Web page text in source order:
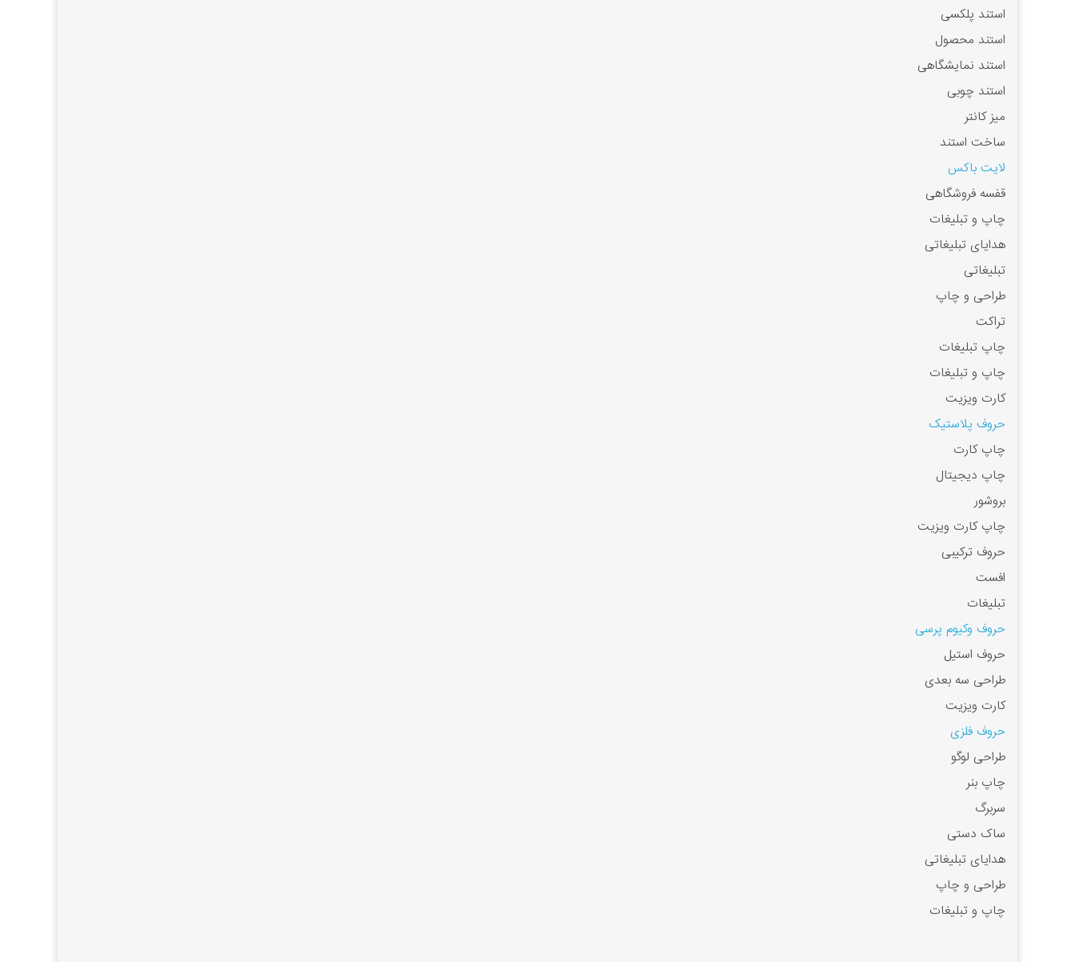
استند پلکسی
استند محصول
استند نمایشگاهی
استند چوبی
میز کانتر
ساخت استند
لایت باکس
قفسه فروشگاهی
چاپ و تبلیغات
هدایای تبلیغاتی
تبلیغاتی
طراحی و چاپ
تراکت
چاپ تبلیغات
چاپ و تبلیغات
کارت ویزیت
حروف پلاستیک
چاپ کارت
چاپ دیجیتال
بروشور
چاپ کارت ویزیت
حروف ترکیبی
افست
تبلیغات
حروف وکیوم پرسی
حروف استیل
طراحی سه بعدی
کارت ویزیت
حروف فلزی
طراحی لوگو
چاپ بنر
سربرگ
ساک دستی
هدایای تبلیغاتی
طراحی و چاپ
چاپ و تبلیغات